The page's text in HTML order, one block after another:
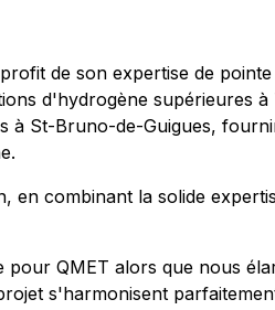
de son expertise de
d'hydrogène supérieures
St-Bruno-de-Guigues,
combinant la solide
QMET alors que nous
s'harmonisent